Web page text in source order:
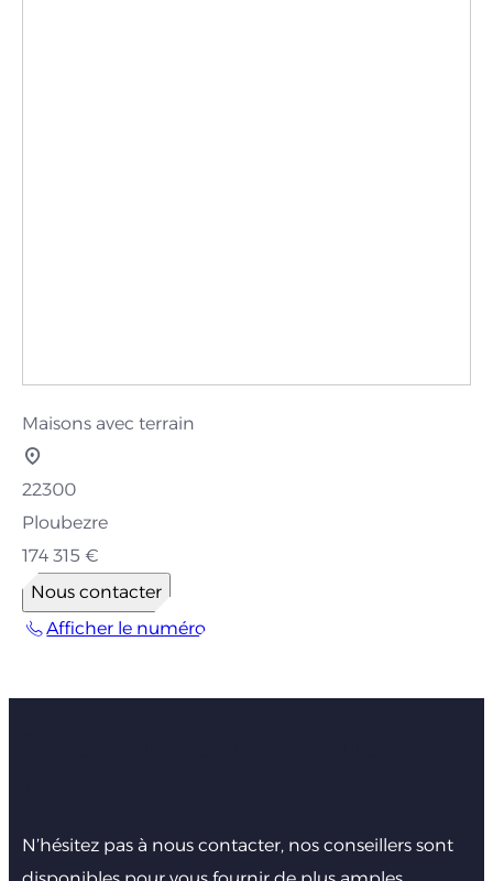
Maisons avec terrain
22300
Ploubezre
174 315 €
Nous contacter
Afficher le numéro
N’hésitez pas à nous contacter, nos conseillers sont